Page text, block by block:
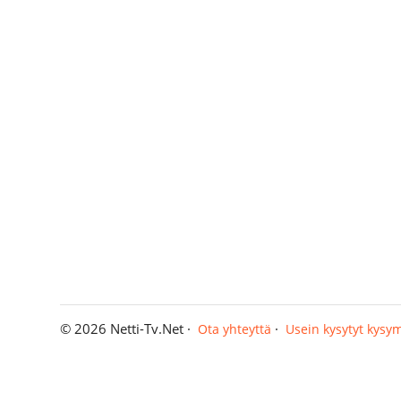
© 2026 Netti-Tv.Net ·Ota yhteyttä · Usein kysytyt